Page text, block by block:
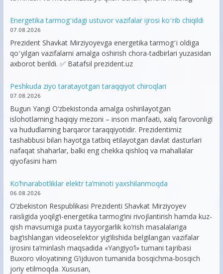
Energetika tarmogʻidagi ustuvor vazifalar ijrosi koʻrib chiqildi
07.08.2026
Prezident Shavkat Mirziyoyevga energetika tarmogʻi oldiga
qoʻyilgan vazifalarni amalga oshirish chora-tadbirlari yuzasidan
axborot berildi. ✅ Batafsil prezident.uz
Peshkuda ziyo taratayotgan taraqqiyot chiroqlari
07.08.2026
Bugun Yangi O‘zbekistonda amalga oshirilayotgan
islohotlarning haqiqiy mezoni – inson manfaati, xalq farovonligi
va hududlarning barqaror taraqqiyotidir. Prezidentimiz
tashabbusi bilan hayotga tatbiq etilayotgan davlat dasturlari
nafaqat shaharlar, balki eng chekka qishloq va mahallalar
qiyofasini ham
Ko’hnarabotliklar elektr ta’minoti yaxshilanmoqda
06.08.2026
O‘zbekiston Respublikasi Prezidenti Shavkat Mirziyoyev
raisligida yoqilg‘i-energetika tarmog‘ini rivojlantirish hamda kuz-
qish mavsumiga puxta tayyorgarlik ko‘rish masalalariga
bag‘ishlangan videoselektor yig‘ilishida belgilangan vazifalar
ijrosini ta’minlash maqsadida «Yangiyo‘l» tumani tajribasi
Buxoro viloyatining G‘ijduvon tumanida bosqichma-bosqich
joriy etilmoqda. Xususan,